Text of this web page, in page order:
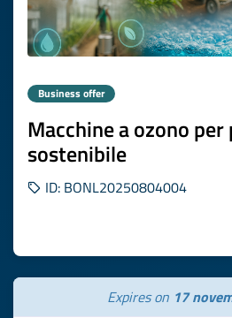
Business offer
Macchine a ozono
sostenibile
ID: BONL20250804004
Expires on 17